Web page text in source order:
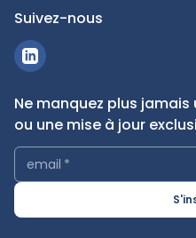
Suivez-nous
Ne manquez plus
ou une mise à jour
email *